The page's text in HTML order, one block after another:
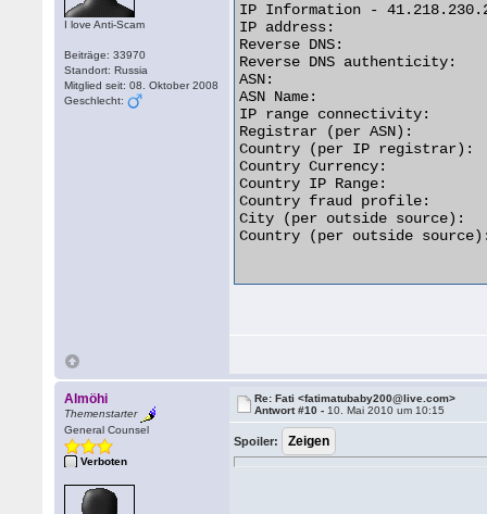
I love Anti-Scam
Beiträge: 33970
Standort: Russia
Mitglied seit: 08. Oktober 2008
Geschlecht:
IP Information -
IP address:
Reverse DNS:
Reverse DNS authenticity:
ASN:
ASN Name:
IP range connectivity:
Registrar (per ASN):
Country (per IP registrar):
Country Currency:
Country IP Range:
Country fraud profile:
City (per outside source):
Country (per outside
Almöhi
Themenstarter
General Counsel
Verboten
Re: Fati <fatimatubaby200@live.com>
Antwort #10 - 10. Mai 2010 um 10:15
Spoiler: